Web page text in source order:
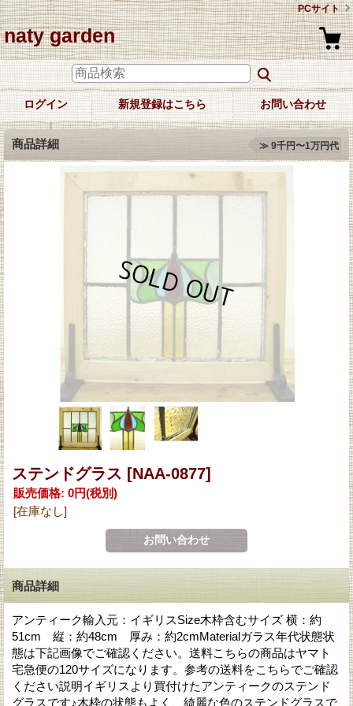
PCサイト
naty garden
ログイン 新規登録はこちら お問い合わせ
商品詳細 ≫ 9千円〜1万円代
ステンドグラス [NAA-0877]
販売価格: 0円(税別)
[在庫なし]
商品詳細
アンティーク輸入元：イギリスSize木枠含むサイズ 横：約
51cm 縦：約48cm 厚み：約2cmMaterialガラス年代状態状
態は下記画像でご確認ください。送料こちらの商品はヤマト
宅急便の120サイズになります。参考の送料をこちらでご確認
ください説明イギリスより買付けたアンティークのステンド
グラスです♪木枠の状態もよく、綺麗な色のステンドグラスで